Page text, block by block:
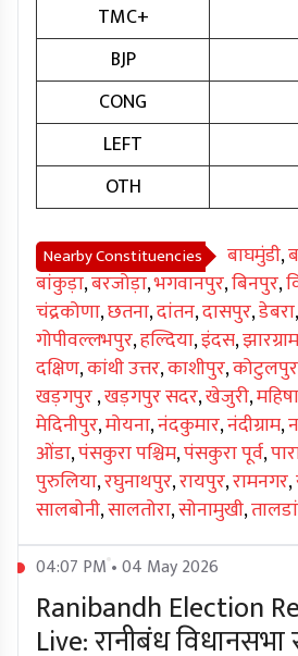
TMC+
BJP
CONG
LEFT
OTH
Nearby Constituencies बाघमुंडी,
बांकुड़ा,बरजोड़ा,भगवानपुर,बिनपुर,
चंद्रकोणा,छतना,दांतन,दासपुर,डेबरा,
गोपीवल्लभपुर,हल्दिया,इंदस,झारग्राम
दक्षिण,कांथी उत्तर,काशीपुर,कोटुलपुर
खड़गपुर,खड़गपुर सदर,खेजुरी,
मेदिनीपुर,मोयना,नंदकुमार,नंदीग्राम,
ओंडा,पंसकुरा पश्चिम,पंसकुरा पूर्व,
पुरुलिया,रघुनाथपुर,रायपुर,रामनगर,
सालबोनी,सालतोरा,सोनामुखी,
04:07 PM • 04 May 2026
Ranibandh Election
Live: रानीबंध विधानसभा